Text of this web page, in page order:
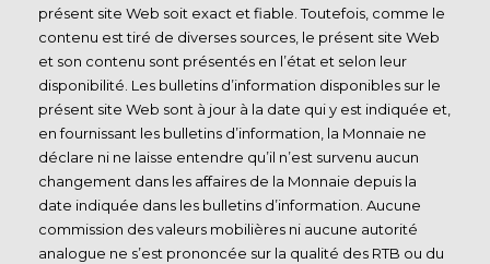
présent site Web soit exact et fiable. Toutefois, comme le
contenu est tiré de diverses sources, le présent site Web
et son contenu sont présentés en l’état et selon leur
disponibilité. Les bulletins d’information disponibles sur le
présent site Web sont à jour à la date qui y est indiquée et,
en fournissant les bulletins d’information, la Monnaie ne
déclare ni ne laisse entendre qu’il n’est survenu aucun
changement dans les affaires de la Monnaie depuis la
date indiquée dans les bulletins d’information. Aucune
commission des valeurs mobilières ni aucune autorité
analogue ne s’est prononcée sur la qualité des RTB ou du